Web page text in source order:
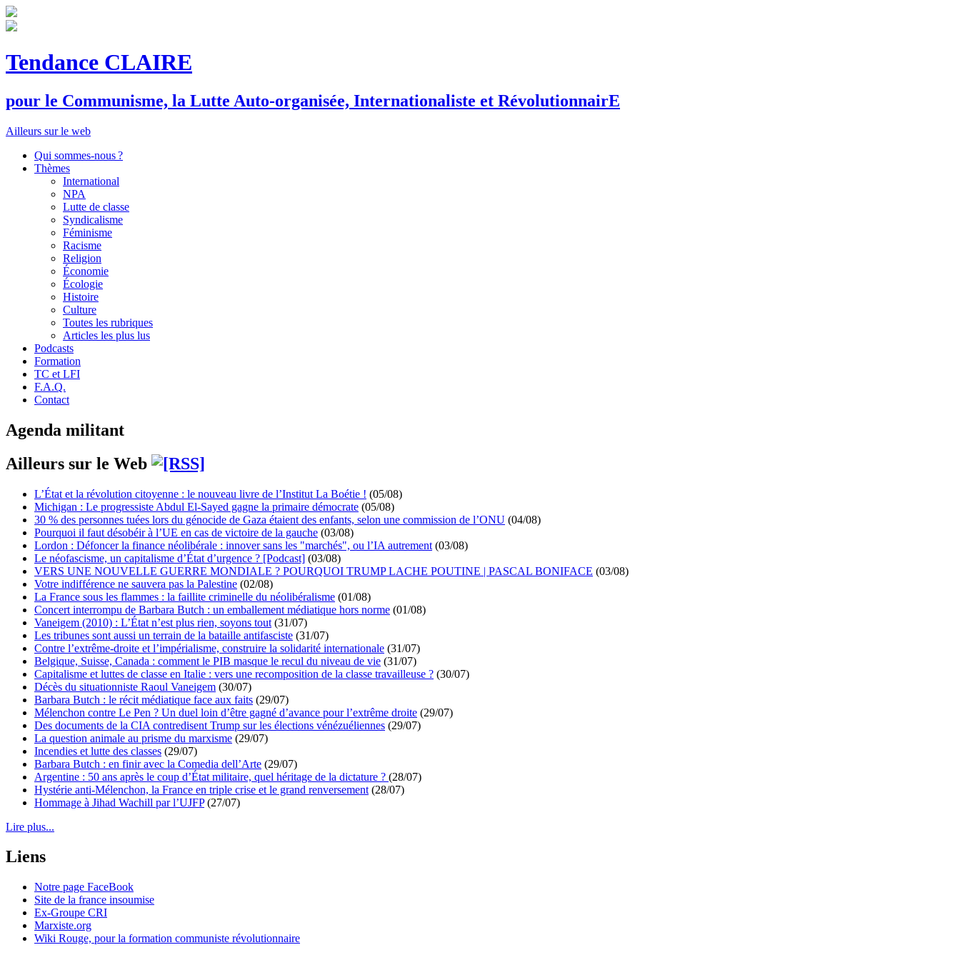
Tendance CLAIRE
pour le Communisme, la Lutte Auto-organisée, Internationaliste et RévolutionnairE
Ailleurs sur le web
Qui sommes-nous ?
Thèmes
International
NPA
Lutte de classe
Syndicalisme
Féminisme
Racisme
Religion
Économie
Écologie
Histoire
Culture
Toutes les rubriques
Articles les plus lus
Podcasts
Formation
TC et LFI
F.A.Q.
Contact
Agenda militant
Ailleurs sur le Web
L’État et la révolution citoyenne : le nouveau livre de l’Institut La Boétie ! (05/08)
Michigan : Le progressiste Abdul El-Sayed gagne la primaire démocrate (05/08)
30 % des personnes tuées lors du génocide de Gaza étaient des enfants, selon une commission de l’ONU (04/08)
Pourquoi il faut désobéir à l’UE en cas de victoire de la gauche (03/08)
Lordon : Défoncer la finance néolibérale : innover sans les "marchés", ou l’IA autrement (03/08)
Le néofascisme, un capitalisme d’État d’urgence ? [Podcast] (03/08)
VERS UNE NOUVELLE GUERRE MONDIALE ? POURQUOI TRUMP LACHE POUTINE | PASCAL BONIFACE (03/08)
Votre indifférence ne sauvera pas la Palestine (02/08)
La France sous les flammes : la faillite criminelle du néolibéralisme (01/08)
Concert interrompu de Barbara Butch : un emballement médiatique hors norme (01/08)
Vaneigem (2010) : L’État n’est plus rien, soyons tout (31/07)
Les tribunes sont aussi un terrain de la bataille antifasciste (31/07)
Contre l’extrême-droite et l’impérialisme, construire la solidarité internationale (31/07)
Belgique, Suisse, Canada : comment le PIB masque le recul du niveau de vie (31/07)
Capitalisme et luttes de classe en Italie : vers une recomposition de la classe travailleuse ? (30/07)
Décès du situationniste Raoul Vaneigem (30/07)
Barbara Butch : le récit médiatique face aux faits (29/07)
Mélenchon contre Le Pen ? Un duel loin d’être gagné d’avance pour l’extrême droite (29/07)
Des documents de la CIA contredisent Trump sur les élections vénézuéliennes (29/07)
La question animale au prisme du marxisme (29/07)
Incendies et lutte des classes (29/07)
Barbara Butch : en finir avec la Comedia dell’Arte (29/07)
Argentine : 50 ans après le coup d’État militaire, quel héritage de la dictature ? (28/07)
Hystérie anti-Mélenchon, la France en triple crise et le grand renversement (28/07)
Hommage à Jihad Wachill par l’UJFP(27/07)
Lire plus...
Liens
Notre page FaceBook
Site de la france insoumise
Ex-Groupe CRI
Marxiste.org
Wiki Rouge, pour la formation communiste révolutionnaire